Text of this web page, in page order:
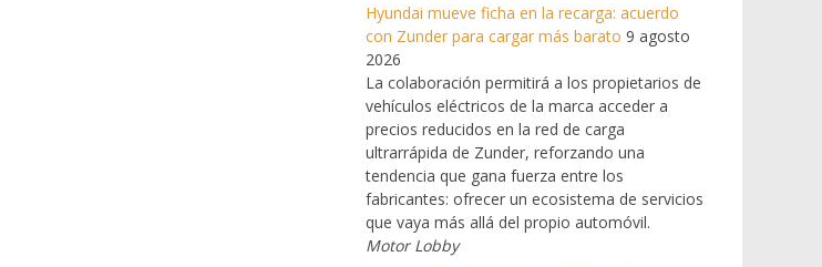
Hyundai mueve ficha en la recarga: acuerdo
con Zunder para cargar más barato 9 agosto
2026
La colaboración permitirá a los propietarios de
vehículos eléctricos de la marca acceder a
precios reducidos en la red de carga
ultrarrápida de Zunder, reforzando una
tendencia que gana fuerza entre los
fabricantes: ofrecer un ecosistema de servicios
que vaya más allá del propio automóvil.
Motor Lobby